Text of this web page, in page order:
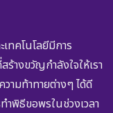
ทคโนโลยีมีการ
ร้างขวัญกำลังใจให้เรา
ามท้าทายต่างๆ ได้ดี
พิธีขอพรในช่วงเวลา